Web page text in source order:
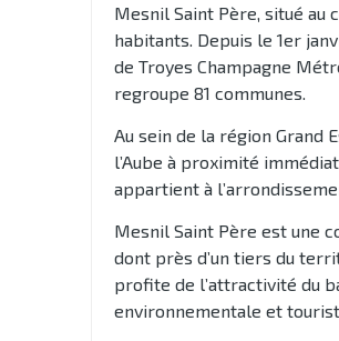
Mesnil Saint Père, situé au
habitants. Depuis le 1er
de Troyes Champagne
regroupe 81 communes.
Au sein de la région Grand
l’Aube à proximité
appartient à
Mesnil Saint Père est une
dont près d’un tiers du
profite de l’attractivité du
environnementale et